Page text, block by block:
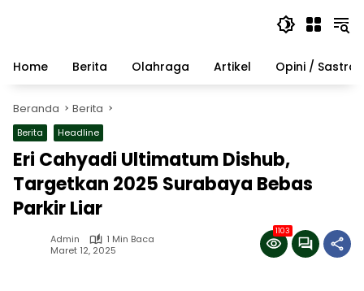
Home
Berita Olahraga Artikel Opini / Sastra
Beranda Berita
Berita Headline
Eri Cahyadi Ultimatum Dishub,
Targetkan 2025 Surabaya Bebas
Parkir Liar
Admin
1 Min Baca
Maret 12, 2025
1103